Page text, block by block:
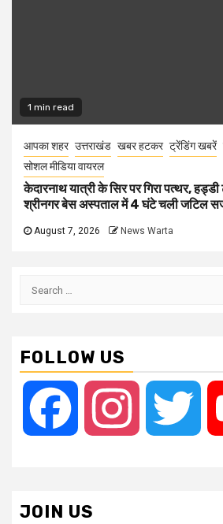
1 min read
आपका शहर उत्तराखंड खबर हटकर ट्रेंडिंग खबरें
सोशल मीडिया वायरल
केदारनाथ यात्री के सिर पर गिरा पत्थर,
श्रीनगर बेस अस्पताल में 4 घंटे चली जटिल
August 7, 2026 News Warta
Search
FOLLOW US
Facebook Instagram
JOIN US